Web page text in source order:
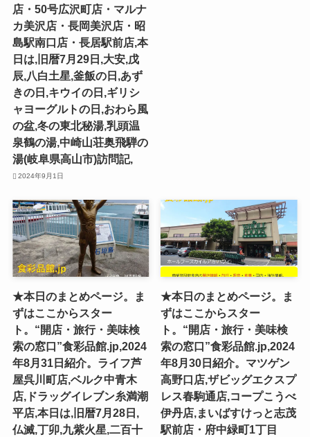
店・50号広沢町店・マルナ
カ美沢店・長岡美沢店・昭
島駅南口店・長居駅前店,本
日は,旧暦7月29日,大安,戊
辰,八白土星,釜飯の日,あず
きの日,キウイの日,ギリシ
ャヨーグルトの日,おわら風
の盆,冬の東北秘湯,乳頭温
泉鶴の湯,中崎山荘奥飛騨の
湯(岐阜県高山市)訪問記,
2024年9月1日
★本日のまとめページ。ま
ずはここからスター
ト。“開店・旅行・美味検
索の窓口”食彩品館.jp,2024
年8月31日紹介。ライフ芦
屋呉川町店,ベルク中青木
店,ドラッグイレブン糸満潮
平店,本日は,旧暦7月28日,
仏滅,丁卯,九紫火星,二百十
★本日のまとめページ。ま
ずはここからスター
ト。“開店・旅行・美味検
索の窓口”食彩品館.jp,2024
年8月30日紹介。マツゲン
高野口店,ザビッグエクスプ
レス春駒通店,コープこうべ
伊丹店,まいばすけっと志茂
駅前店・府中緑町1丁目